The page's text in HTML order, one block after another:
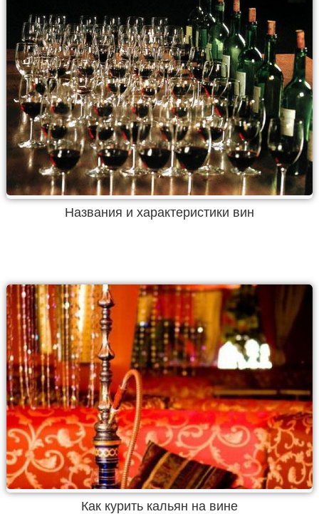
Названия и характеристики вин
Как курить кальян на вине